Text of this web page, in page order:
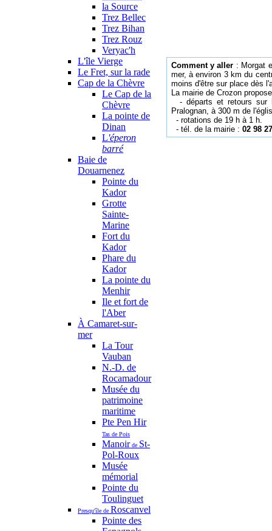
la Source
Trez Bellec
Trez Bihan
Trez Rouz
Veryac'h
L'île Vierge
Le Fret, sur la rade
Cap de la Chèvre
Le Cap de la
Chèvre
La pointe de
Dinan
L'éperon
barré
Baie de
Douarnenez
Pointe du
Kador
Grotte
Sainte-
Marine
Fort du
Kador
Phare du
Kador
La pointe du
Menhir
Ile et fort de
l'Aber
À Camaret-sur-
mer
La Tour
Vauban
N.-D. de
Rocamadour
Musée du
patrimoine
maritime
Pte Pen Hir
Tas de Pois
Manoirde St-
Pol-Roux
Musée
mémorial
Pointe du
Toulinguet
Presqu'île de Roscanvel
Pointe des
Comment y aller : Morgat
mer, à environ 3 km du
moins d'être sur place dès
La mairie de Crozon
- départs et retours sur
Pralognan, à 300 m de
- rotations de 19 h à 1 h.
- tél. de la mairie : 02 98